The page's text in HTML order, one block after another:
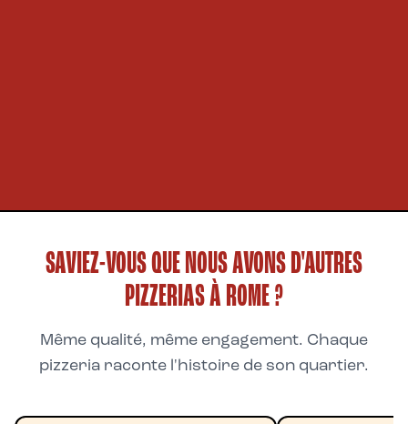
SAVIEZ-VOUS QUE NOUS AVONS D'AUTRES
PIZZERIAS À ROME ?
Même qualité, même engagement. Chaque
pizzeria raconte l'histoire de son quartier.